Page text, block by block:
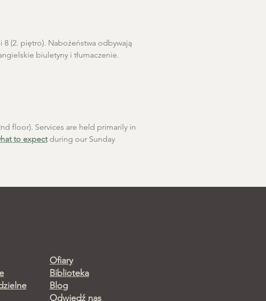
8 (2. piętro). Nabożeństwa odbywają
biuletyny i tłumaczenie.
floor). Services are held primarily in
to expect during our Sunday
Ofiary
Biblioteka
Blog
Odwiedź nas